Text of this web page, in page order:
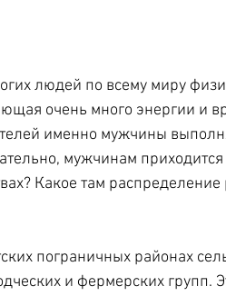
людей по всему миру
очень много энергии и
именно мужчины
мужчинам
Какое там
пограничных районах
и фермерских